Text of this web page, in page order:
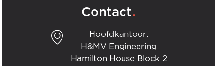
Contact.
Hoofdkantoor:
H&MV Engineering
Hamilton House Block 2